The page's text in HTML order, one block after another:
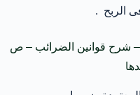
– شرح قوانين الضرائب – ص